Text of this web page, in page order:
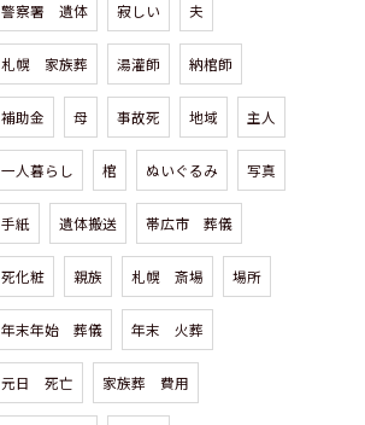
警察署 遺体 寂しい 夫
札幌 家族葬 湯灌師 納棺師
補助金 母 事故死 地域 主人
一人暮らし 棺 ぬいぐるみ 写真
手紙 遺体搬送 帯広市 葬儀
死化粧 親族 札幌 斎場 場所
年末年始 葬儀 年末 火葬
元日 死亡 家族葬 費用